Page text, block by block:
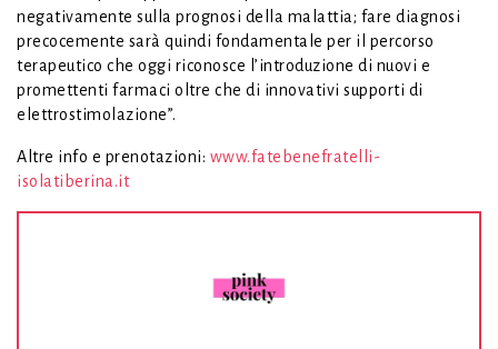
negativamente sulla prognosi della malattia; fare diagnosi
precocemente sarà quindi fondamentale per il percorso
terapeutico che oggi riconosce l’introduzione di nuovi e
promettenti farmaci oltre che di innovativi supporti di
elettrostimolazione”.
Altre info e prenotazioni: www.fatebenefratelli-
isolatiberina.it